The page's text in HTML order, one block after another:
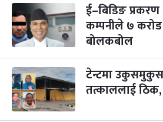
३
मंगल
महानवमी
कार्तिक ३, २०८३-Oct 20, 2026
४
५
बिहि
पापा‌ङ्कुशा एकादशी व्रत
कार्तिक ५, २०८३
ई–बिडिङ प्रकरण
कम्पनीले ७
बोलकबोल
टेन्टमा
तत्काललाई ठिक,